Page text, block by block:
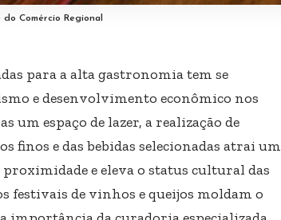
Comércio Regional
para a alta gastronomia tem se
e desenvolvimento econômico nos
um espaço de lazer, a realização de
finos e das bebidas selecionadas atrai um
e eleva o status cultural das
festivais de vinhos e queijos moldam o